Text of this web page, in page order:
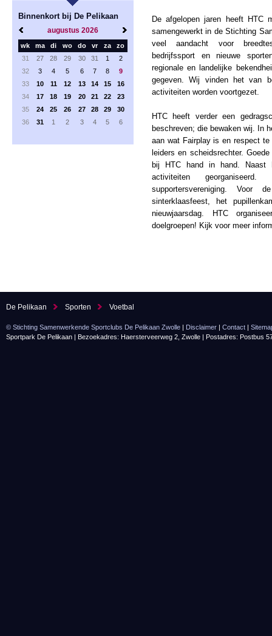
Binnenkort bij De Pelikaan
augustus 2026
wk ma di wo do vr za
zo
31
27 28 29 30 31 1
2
32
3 4 5 6 7 8
9
33
10 11 12 13 14 15
16
34
17 18 19 20 21 22
23
35
24 25 26 27 28 29
30
36
31 1 2 3 4 5 6
De afgelopen jaren heeft HTC
samengewerkt in de Stichting
veel aandacht voor
bedrijfssport en nieuwe
regionale en landelijke
gegeven. Wij vinden het van
activiteiten worden voortgezet.
HTC heeft verder een
beschreven; die bewaken wij. In
aan wat Fairplay is en respect
leiders en scheidsrechter.
bij HTC hand in hand. Naast
activiteiten
supportersvereniging.
sinterklaasfeest, het
nieuwjaarsdag. HTC
doelgroepen! Kijk voor meer
De Pelikaan Sporten Voetbal
© Stichting Samenwerkende Sportclubs De Pelikaan Zwolle | Disclaimer | Contact |
Sportpark De Pelikaan | Bezoekadres: Haersterveerweg 2, Zwolle | Postadres: Postbus